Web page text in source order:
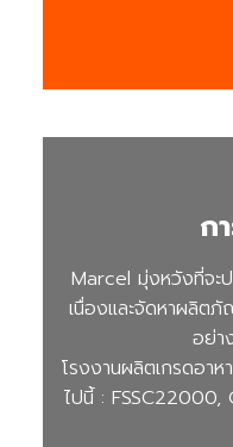
ก
Marcel มุ่งหวังที่จะ
เนื่องและจัดหาผลิ
อย่า
โรงงานผลิตเกรดอา
ไปนี้ : FSSC22000,